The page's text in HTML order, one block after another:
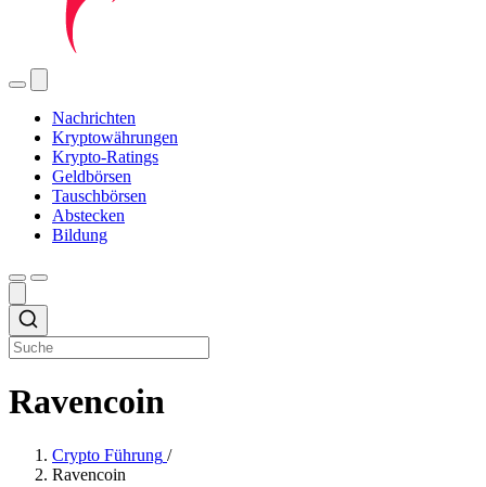
Nachrichten
Kryptowährungen
Krypto-Ratings
Geldbörsen
Tauschbörsen
Abstecken
Bildung
Ravencoin
Crypto Führung /
Ravencoin